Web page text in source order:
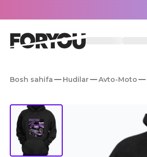
Bosh sahifa Hudilar Avto-Moto